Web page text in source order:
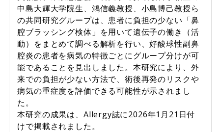
中島大輝大学院生、鴻信義教授、小島博己教授ら
の共同研究グループは、患者に負担の少ない「鼻
腔ブラッシング検体」を用いて遺伝子の働き（活
動）をまとめて調べる解析を行い、好酸球性副鼻
腔炎の患者を病気の特徴ごとにグループ分けが可
能であることを見出しました。本研究により、外
来での負担が少ない方法で、術後再発のリスクや
病気の重症度を評価できる可能性が示されまし
た。
本研究の成果は、Allergy誌に2026年1月21日付
けで掲載されました。